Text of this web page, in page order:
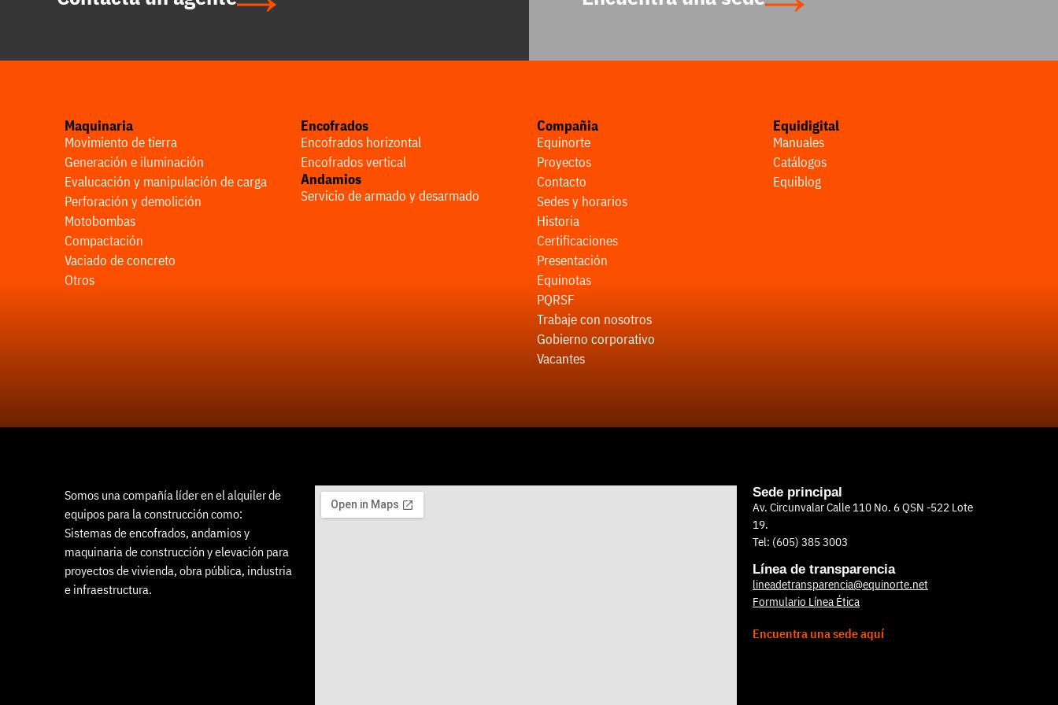
Maquinaria
Movimiento de tierra
Generación e iluminación
Evalucación y manipulación de carga
Perforación y demolición
Motobombas
Compactación
Vaciado de concreto
Otros
Encofrados
Encofrados horizontal
Encofrados vertical
Andamios
Servicio de armado y desarmado
Compañia
Equinorte
Proyectos
Contacto
Sedes y horarios
Historia
Certificaciones
Presentación
Equinotas
PQRSF
Trabaje con nosotros
Gobierno corporativo
Vacantes
Equidigital
Manuales
Catálogos
Equiblog
Somos una compañía líder en el alquiler de
equipos para la construcción como:
Sistemas de encofrados, andamios y
maquinaria de construcción y elevación para
proyectos de vivienda, obra pública, industria
e infraestructura.
Sede principal
Av. Circunvalar Calle 110 No. 6 QSN -522 Lote
19.
Tel: (605) 385 3003
Línea de transparencia
lineadetransparencia@equinorte.net
Formulario Línea Ética
Encuentra una sede aquí